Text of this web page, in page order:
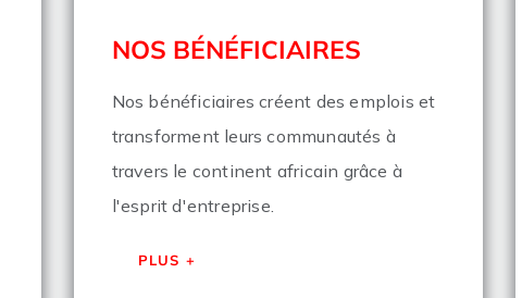
NOS BÉNÉFICIAIRES
Nos bénéficiaires créent des emplois et
transforment leurs communautés à
travers le continent africain grâce à
l'esprit d'entreprise.
PLUS +